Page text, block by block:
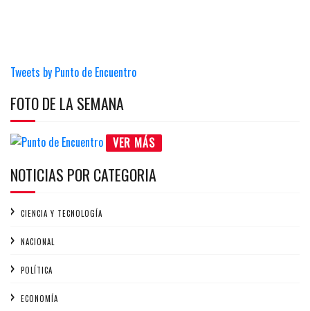
Tweets by Punto de Encuentro
FOTO DE LA SEMANA
VER MÁS
NOTICIAS POR CATEGORIA
CIENCIA Y TECNOLOGÍA
NACIONAL
POLÍTICA
ECONOMÍA